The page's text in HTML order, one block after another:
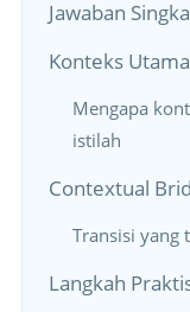
Jawaban
Konteks
Mengapa
istilah
Contextual
Transisi yang
Langkah